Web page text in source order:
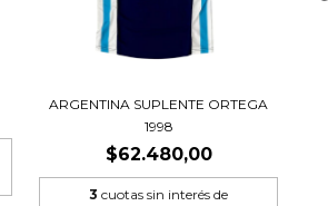
ARGENTINA SUPLENTE ORTEGA
1998
$62.480,00
3 cuotas sin interés de